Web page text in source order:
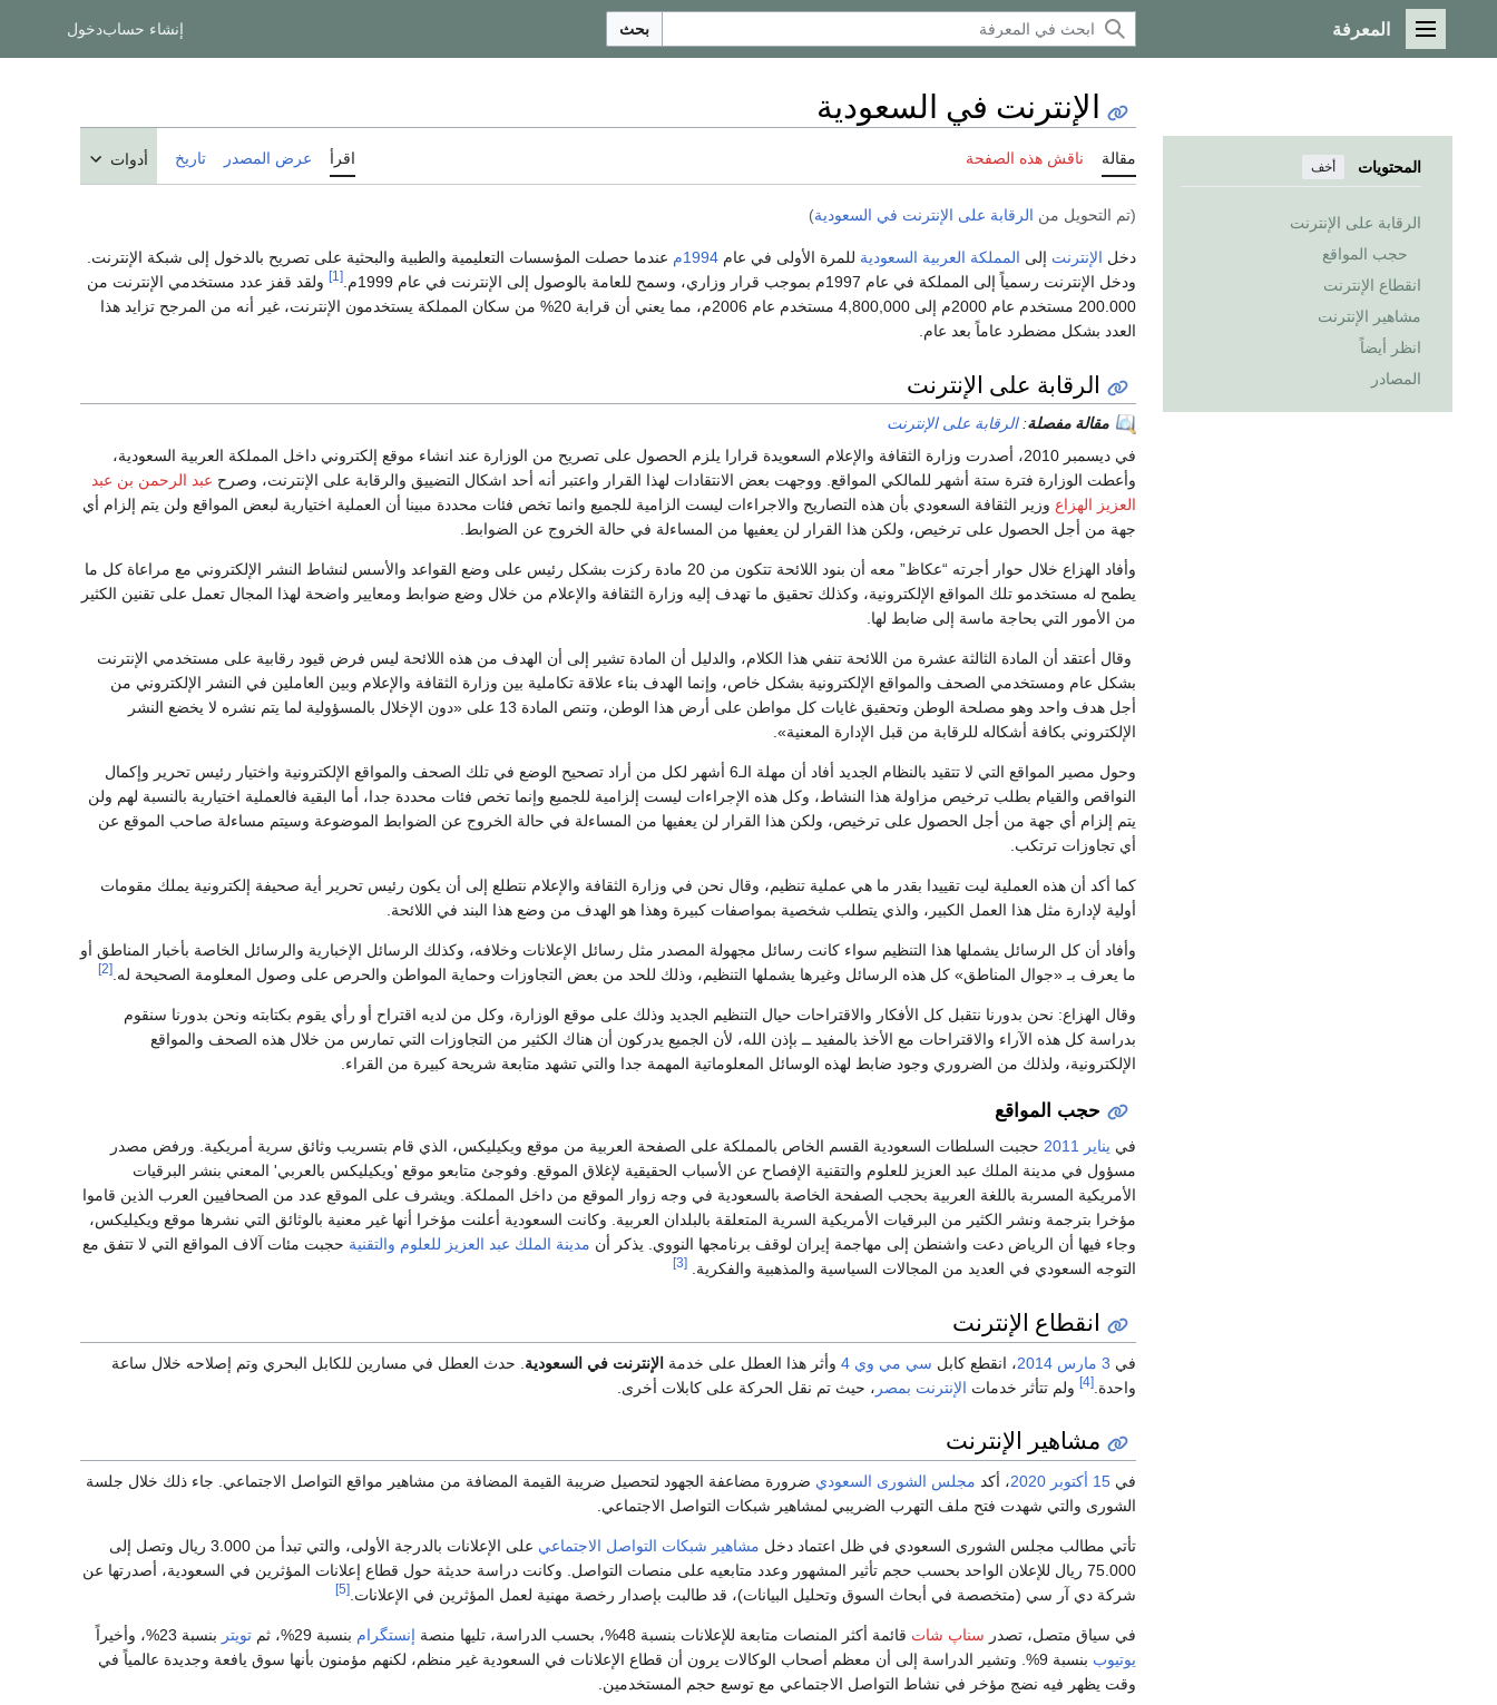
القائمة الرئيسية
المعرفة بحث إنشاء حسابدخول
المحتويات أخف
الرقابة على الإنترنت
حجب المواقع
انقطاع الإنترنت
مشاهير الإنترنت
انظر أيضاً
المصادر
الإنترنت في السعودية
مقالة ناقش هذه الصفحة اقرأ عرض المصدر تاريخ أدوات
(تم التحويل من الرقابة على الإنترنت في السعودية)
دخل الإنترنت إلى المملكة العربية السعودية للمرة الأولى في عام 1994م
عندما حصلت المؤسسات التعليمية والطبية والبحثية على تصريح بالدخول إلى شبكة الإنترنت.
ودخل الإنترنت رسمياً إلى المملكة في عام 1997م بموجب قرار وزاري، وسمح للعامة بالوصول إلى الإنترنت في عام 1999م.
[1]
ولقد قفز عدد مستخدمي الإنترنت من
200.000 مستخدم عام 2000م إلى 4,800,000 مستخدم عام 2006م، مما يعني أن قرابة 20% من سكان المملكة يستخدمون الإنترنت، غير أنه من المرجح تزايد هذا
العدد بشكل مضطرد عاماً بعد عام.
الرقابة على الإنترنت
مقالة مفصلة:الرقابة على الإنترنت
في ديسمبر 2010، أصدرت وزارة الثقافة والإعلام السعويدة قرارا يلزم الحصول على تصريح من الوزارة عند انشاء موقع إلكتروني داخل المملكة العربية السعودية،
وأعطت الوزارة فترة ستة أشهر للمالكي المواقع. ووجهت بعض الانتقادات لهذا القرار واعتبر أنه أحد اشكال التضييق والرقابة على الإنترنت، وصرح عبد الرحمن بن عبد
العزيز الهزاع وزير الثقافة السعودي بأن هذه التصاريح والاجراءات ليست الزامية للجميع وانما تخص فئات محددة مبينا أن العملية اختيارية لبعض المواقع ولن يتم إلزام أي
‏جهة من أجل الحصول على ترخيص، ولكن هذا القرار لن يعفيها من المساءلة في حالة الخروج عن ‏الضوابط.‏
وأفاد الهزاع خلال حوار أجرته “عكاظ” معه أن بنود اللائحة تتكون من 20 مادة ركزت بشكل رئيس ‏على وضع القواعد والأسس لنشاط النشر الإلكتروني مع مراعاة كل ما
يطمح له مستخدمو تلك المواقع ‏الإلكترونية، وكذلك تحقيق ما تهدف إليه وزارة الثقافة والإعلام من خلال وضع ضوابط ومعايير ‏واضحة لهذا المجال تعمل على تقنين الكثير
من الأمور التي بحاجة ماسة إلى ضابط لها.‏
‏ وقال أعتقد أن المادة الثالثة عشرة من اللائحة تنفي هذا الكلام، والدليل أن المادة تشير إلى أن الهدف ‏من هذه اللائحة ليس فرض قيود رقابية على مستخدمي الإنترنت
بشكل عام ومستخدمي الصحف ‏والمواقع الإلكترونية بشكل خاص، وإنما الهدف بناء علاقة تكاملية بين وزارة الثقافة والإعلام وبين ‏العاملين في النشر الإلكتروني من
أجل هدف واحد وهو مصلحة الوطن وتحقيق غايات كل مواطن ‏على أرض هذا الوطن، وتنص المادة 13 على «دون الإخلال بالمسؤولية لما يتم نشره لا يخضع النشر
‏الإلكتروني بكافة أشكاله للرقابة من قبل الإدارة المعنية».‏
‏وحول مصير المواقع التي لا تتقيد بالنظام الجديد أفاد أن مهلة الـ6 أشهر لكل من أراد تصحيح الوضع ‏في تلك الصحف والمواقع الإلكترونية واختيار رئيس تحرير وإكمال
النواقص والقيام بطلب ترخيص ‏مزاولة هذا النشاط، وكل هذه الإجراءات ليست إلزامية للجميع وإنما تخص فئات محددة جدا، أما البقية ‏فالعملية اختيارية بالنسبة لهم ولن
يتم إلزام أي جهة من أجل الحصول على ترخيص، ولكن هذا القرار ‏لن يعفيها من المساءلة في حالة الخروج عن الضوابط الموضوعة وسيتم مساءلة صاحب الموقع عن
‏أي تجاوزات ترتكب.‏
كما أكد أن هذه العملية ليت تقييدا بقدر ما هي عملية تنظيم، وقال نحن في وزارة الثقافة والإعلام نتطلع ‏إلى أن يكون رئيس تحرير أية صحيفة إلكترونية يملك مقومات
أولية لإدارة مثل هذا العمل الكبير، ‏والذي يتطلب شخصية بمواصفات كبيرة وهذا هو الهدف من وضع هذا البند في اللائحة.‏
وأفاد أن كل الرسائل يشملها هذا التنظيم سواء كانت رسائل مجهولة المصدر مثل رسائل الإعلانات ‏وخلافه، وكذلك الرسائل الإخبارية والرسائل الخاصة بأخبار المناطق أو
ما يعرف بـ «جوال المناطق» ‏كل هذه الرسائل وغيرها يشملها التنظيم، وذلك للحد من بعض التجاوزات وحماية المواطن والحرص ‏على وصول المعلومة الصحيحة له.‏ [2]
وقال الهزاع: نحن بدورنا نتقبل كل الأفكار والاقتراحات حيال التنظيم الجديد وذلك على موقع الوزارة، ‏وكل من لديه اقتراح أو رأي يقوم بكتابته ونحن بدورنا سنقوم
بدراسة كل هذه الآراء والاقتراحات مع ‏الأخذ بالمفيد ــ بإذن الله، لأن الجميع يدركون أن هناك الكثير من التجاوزات التي تمارس من خلال هذه ‏الصحف والمواقع
الإلكترونية، ولذلك من الضروري وجود ضابط لهذه الوسائل المعلوماتية المهمة جدا ‏والتي تشهد متابعة شريحة كبيرة من القراء. ‏
حجب المواقع
في يناير 2011 حجبت السلطات السعودية القسم الخاص بالمملكة على الصفحة العربية من موقع ‏ويكيليكس، الذي ‏قام بتسريب وثائق سرية أمريكية. ورفض مصدر
مسؤول في مدينة الملك عبد العزيز ‏للعلوم والتقنية الإفصاح عن ‏الأسباب الحقيقية لإغلاق الموقع. وفوجئ متابعو موقع 'ويكيليكس ‏بالعربي' المعني بنشر البرقيات
الأمريكية المسربة ‏باللغة العربية بحجب الصفحة الخاصة بالسعودية ‏في وجه زوار الموقع من داخل المملكة.‏ ويشرف على الموقع عدد من الصحافيين العرب الذين قاموا
مؤخرا بترجمة ونشر الكثير من البرقيات ‏الأمريكية السرية ‏المتعلقة بالبلدان العربية.‏ وكانت السعودية أعلنت مؤخرا أنها غير معنية بالوثائق التي نشرها موقع ويكيليكس،
وجاء فيها أن ‏الرياض دعت ‏واشنطن إلى مهاجمة إيران لوقف برنامجها النووي.‏ يذكر أن مدينة الملك عبد العزيز للعلوم والتقنية حجبت مئات آلاف المواقع التي لا تتفق مع
التوجه ‏السعودي في العديد ‏من المجالات السياسية والمذهبية والفكرية.
[3]
انقطاع الإنترنت
في 3 مارس 2014، انقطع كابل سي مي وي 4 وأثر هذا العطل على خدمة الإنترنت في السعودية . حدث العطل في مسارين للكابل البحري وتم إصلاحه خلال ساعة
واحدة. [4] ولم تتأثر خدمات الإنترنت بمصر ، حيث تم نقل الحركة على كابلات أخرى.
مشاهير الإنترنت
في 15 أكتوبر 2020، أكد مجلس الشورى السعودي ضرورة مضاعفة الجهود لتحصيل ضريبة القيمة المضافة من مشاهير مواقع التواصل الاجتماعي. جاء ذلك خلال جلسة
الشورى والتي شهدت فتح ملف التهرب الضريبي لمشاهير شبكات التواصل الاجتماعي.
تأتي مطالب مجلس الشورى السعودي في ظل اعتماد دخل مشاهير شبكات التواصل الاجتماعي
على الإعلانات بالدرجة الأولى، والتي تبدأ من 3.000 ريال وتصل إلى
75.000 ريال للإعلان الواحد بحسب حجم تأثير المشهور وعدد متابعيه على منصات التواصل. وكانت دراسة حديثة حول قطاع إعلانات المؤثرين في السعودية، أصدرتها عن
شركة دي آر سي (متخصصة في أبحاث السوق وتحليل البيانات)، قد طالبت بإصدار رخصة مهنية لعمل المؤثرين في الإعلانات. [5]
في سياق متصل، تصدر سناپ شات قائمة أكثر المنصات متابعة للإعلانات بنسبة 48%، بحسب الدراسة، تليها منصة إنستگرام بنسبة 29%، ثم تويتر بنسبة 23%، وأخيراً
يوتيوب
بنسبة 9%. وتشير الدراسة إلى أن معظم أصحاب الوكالات يرون أن قطاع الإعلانات في السعودية غير منظم، لكنهم مؤمنون بأنها سوق يافعة وجديدة عالمياً في
وقت يظهر فيه نضج مؤخر في نشاط التواصل الاجتماعي مع توسع حجم المستخدمين.